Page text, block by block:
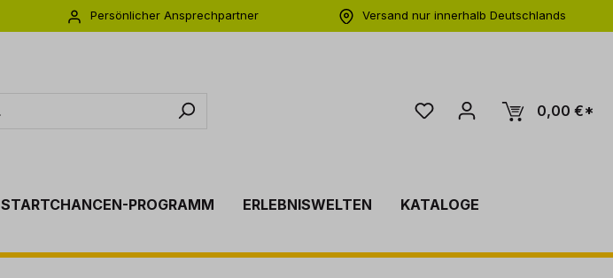
Persönlicher Ansprechpartner
Versand nur innerhalb Deutschlands
0,00 €*
STARTCHANCEN-PROGRAMM ERLEBNISWELTEN
KATALOGE